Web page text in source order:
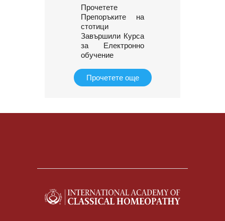
Прочетете
Препоръките на
стотици
Завършили Курса
за Електронно
обучение
Прочетете още